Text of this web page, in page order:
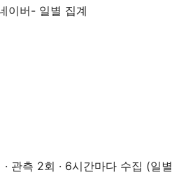
이버- 일별 집계
관측 2회 · 6시간마다 수집 (일별